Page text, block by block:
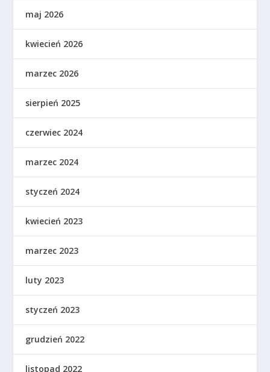
maj 2026
kwiecień 2026
marzec 2026
sierpień 2025
czerwiec 2024
marzec 2024
styczeń 2024
kwiecień 2023
marzec 2023
luty 2023
styczeń 2023
grudzień 2022
listopad 2022